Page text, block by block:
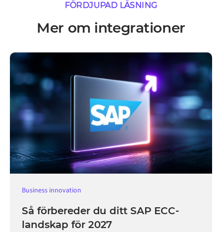
FÖRDJUPAD LÄSNING
Mer om integrationer
Business innovation
Så förbereder du ditt SAP ECC-
landskap för 2027